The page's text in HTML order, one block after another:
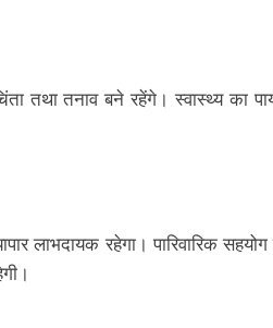
तथा तनाव बने रहेंगे। स्वास्थ्य का
लाभदायक रहेगा। पारिवारिक